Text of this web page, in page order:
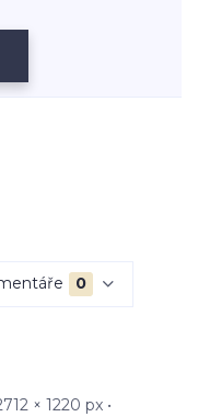
0
× 1220 px •